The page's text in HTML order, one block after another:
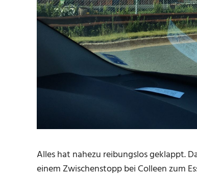
Alles hat nahezu reibungslos geklappt.
einem Zwischenstopp bei Colleen zum